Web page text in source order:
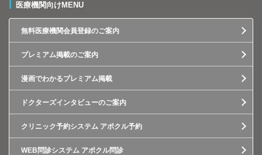
医療機関向けMENU
無料医療機関会員登録のご案内
プレミアム掲載のご案内
漫画でわかるプレミアム掲載
ドクターズインタビューのご案内
クリニック予約システム アポクル予約
WEB問診システム アポクル問診